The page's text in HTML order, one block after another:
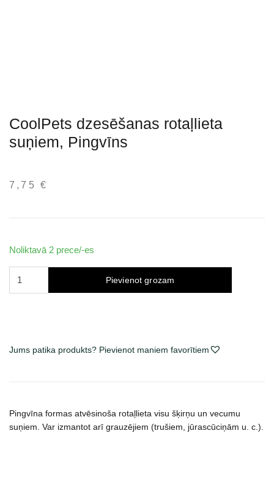
CoolPets dzesēšanas rotaļlieta
suņiem, Pingvīns
7,75 €
Noliktavā 2 prece/-es
daudzums
Pievienot grozam
Jums patika produkts? Pievienot maniem favorītiem
Pingvīna formas atvēsinoša rotaļlieta visu šķirņu un vecumu
suņiem. Var izmantot arī grauzējiem (trušiem, jūrascūciņām u. c.).